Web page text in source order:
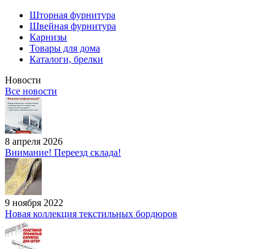
Шторная фурнитура
Швейная фурнитура
Карнизы
Товары для дома
Каталоги, брелки
Новости
Все новости
8 апреля 2026
Внимание! Переезд склада!
9 ноября 2022
Новая коллекция текстильных бордюров